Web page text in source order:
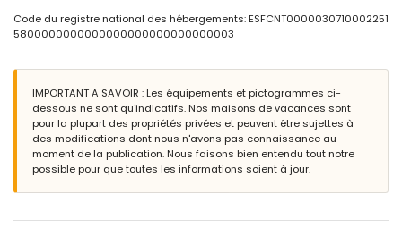
Intérieur de l'unité séparée
cuisine avec réfrigérateur et cafetière
salle de bain en suite avec douche et toilettes
Extérieur de la villa
grand terrain clos
piscine privée de 10m x 5m et 2m de profondeur
beau jardin arboré avec mobilier de jardin et transats
2 terrasses, dont 1 couverte
coin salon extérieur et coin repas extérieur
Code du registre national des hébergements: ESFCNT0000030710002251
5800000000000000000000000000003
IMPORTANT A SAVOIR : Les équipements et pictogrammes ci-
dessous ne sont qu'indicatifs. Nos maisons de vacances sont
pour la plupart des propriétés privées et peuvent être sujettes à
des modifications dont nous n'avons pas connaissance au
moment de la publication. Nous faisons bien entendu tout notre
possible pour que toutes les informations soient à jour.